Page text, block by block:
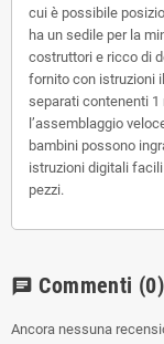
cui è possibile
ha un sedile per la
costruttori e ricco di
fornito con istruzioni
separati contenenti 1
l’assemblaggio
bambini possono
istruzioni digitali
pezzi.
chat Commenti (0)
Ancora nessuna